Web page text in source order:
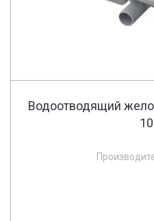
Водоотводящий